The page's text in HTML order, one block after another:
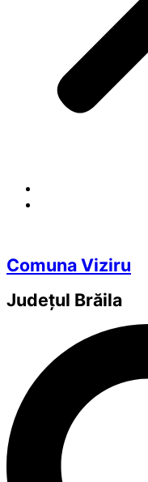
Comuna Viziru
Județul Brăila